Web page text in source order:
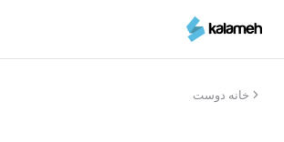
محتوای
خانه دوست